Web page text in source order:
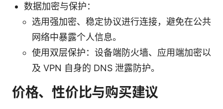
数据加密与保护：
选用强加密、稳定协议进行连接，避免在公共
网络中暴露个人信息。
使用双层保护：设备端防火墙、应用端加密以
及 VPN 自身的 DNS 泄露防护。
价格、性价比与购买建议